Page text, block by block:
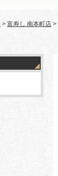
> 富寿し 南本町店 >